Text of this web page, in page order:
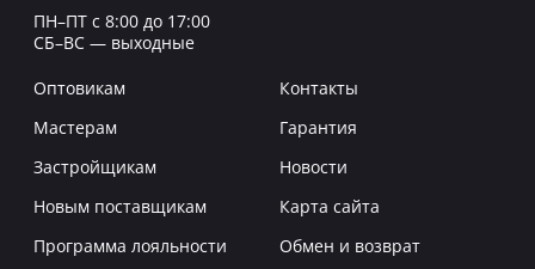
ПН–ПТ с 8:00 до 17:00
СБ–ВС — выходные
Оптовикам
Мастерам
Застройщикам
Новым поставщикам
Программа лояльности
Контакты
Гарантия
Новости
Карта сайта
Обмен и возврат